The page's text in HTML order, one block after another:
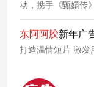
动，携手《甄嬛传
回忆杀。
东阿阿胶新年广
打造温情短片 激发